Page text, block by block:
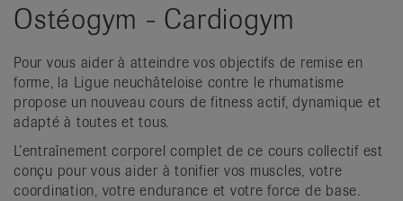
Changer
région
Changer
de
langue:
de
Ostéogym - Cardiogym
Pour vous aider à atteindre vos objectifs de remise en
forme, la Ligue neuchâteloise contre le rhumatisme
propose un nouveau cours de fitness actif, dynamique et
adapté à toutes et tous.
L’entraînement corporel complet de ce cours collectif est
conçu pour vous aider à tonifier vos muscles, votre
coordination, votre endurance et votre force de base.
|
Organisations
nationales
de
patients